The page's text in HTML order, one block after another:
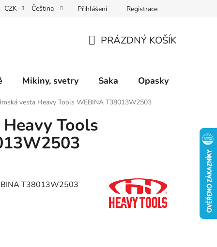
Dárkové poukazy Dostupnost Obchodní podmínky
CZK Čeština Přihlášení Registrace
KOŠÍK
PRÁZDNÝ KOŠÍK
Mikiny, svetry Saka Opasky
vesta Heavy Tools WEBINA T38013W2503
Tools
T38013W2503